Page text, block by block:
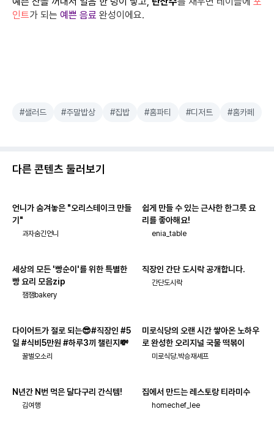
인트가 되는 예쁜 음료 완성이에요.
#샐러드 #주말밥상 #집밥 #홈파티 #디저트 #홈카페
다른 콘텐츠 둘러보기
언니가 숨겨놓은 "오리스테이크 만들
기"
과자숨긴언니
쉽게 만들 수 있는 근사한 한그릇 요
리를 좋아해요!
enia_table
세상의 모든 '빵순이'를 위한 특별한
빵 요리 모음zip
잼잼bakery
직장인 간단 도시락 공개합니다.
간단도시락
다이어트가 절로 되는😎#직장인 #5
일 #식비5만원 #하루3끼 챌린지💸
꿀벌오소리
미로식당의 오랜 시간 쌓아온 노하우
로 완성한 오리지널 국물 떡볶이
미로식당.박승재셰프
N년간 N번 먹은 달다구리 간식템!
김여행
집에서 만드는 레스토랑 티라미수
homechef_lee